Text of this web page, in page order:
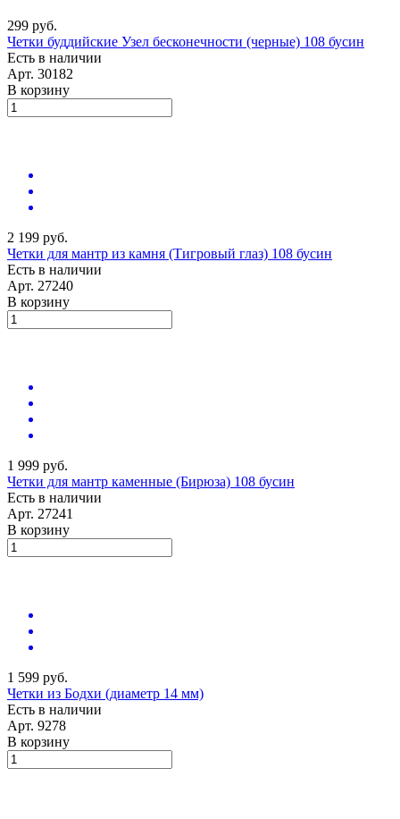
299 руб.
Четки буддийские Узел бесконечности (черные) 108 бусин
Есть в наличии
Арт. 30182
В корзину
2 199 руб.
Четки для мантр из камня (Тигровый глаз) 108 бусин
Есть в наличии
Арт. 27240
В корзину
1 999 руб.
Четки для мантр каменные (Бирюза) 108 бусин
Есть в наличии
Арт. 27241
В корзину
1 599 руб.
Четки из Бодхи (диаметр 14 мм)
Есть в наличии
Арт. 9278
В корзину